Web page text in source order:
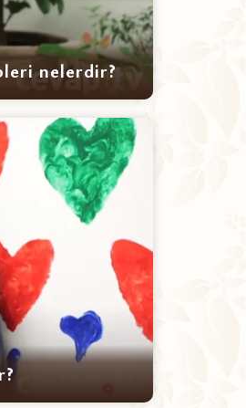
nelerdir?